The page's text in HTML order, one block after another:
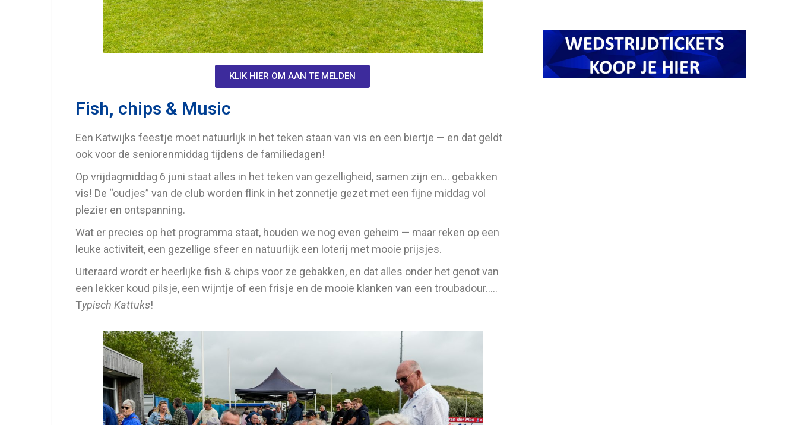
KLIK HIER OM AAN TE MELDEN
Fish, chips & Music
Een Katwijks feestje moet natuurlijk in het teken staan van vis en een biertje — en dat geldt
ook voor de seniorenmiddag tijdens de familiedagen!
Op vrijdagmiddag 6 juni staat alles in het teken van gezelligheid, samen zijn en… gebakken
vis! De “oudjes” van de club worden flink in het zonnetje gezet met een fijne middag vol
plezier en ontspanning.
Wat er precies op het programma staat, houden we nog even geheim — maar reken op een
leuke activiteit, een gezellige sfeer en natuurlijk een loterij met mooie prijsjes.
Uiteraard wordt er heerlijke fish & chips voor ze gebakken, en dat alles onder het genot van
een lekker koud pilsje, een wijntje of een frisje en de mooie klanken van een troubadour…..
Typisch Kattuks!